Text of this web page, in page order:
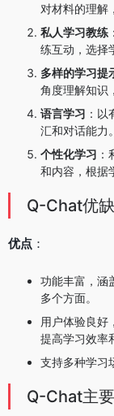
对材料的理解
私人学习教练
练互动，选择
多样的学习提
角度理解知识
语言学习 ：
汇和对话能力。
个性化学习
和内容，根据
Q-Chat优
优点 ：
功能丰富，涵
多个方面。
用户体验良好
提高学习效率
支持多种学习
Q-Chat主